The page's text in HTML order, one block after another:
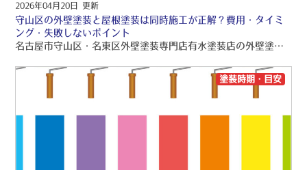
2026年04月20日 更新
守山区の外壁塗装と屋根塗装は同時施工が正解？費用・タイミ
ング・失敗しないポイント
名古屋市守山区・名東区外壁塗装専門店有水塗装店の外壁塗装ブログをお読みくださり、誠にありがとうございますo(〃＾▽＾〃)o 名古屋市守山区・名東区を中心に、品質保証の外壁塗装・屋根塗装・雨漏り工事をご提供しております！！ 引き続きブログをお読みいただき、より良い外壁塗装・屋根塗装・雨漏り工事にして頂きたいです(/≧▽≦)/
塗装時期・目安